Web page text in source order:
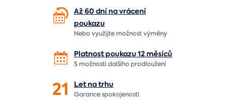
Až 60 dní na vrácení
poukazu
Nebo využijte možnost výměny
Platnost poukazu 12 měsíců
S možností dalšího prodloužení
21 Letna trhu
Garance spokojenosti